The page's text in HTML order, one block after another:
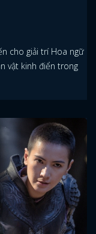
cho giải trí Hoa ngữ
vật kinh điển trong